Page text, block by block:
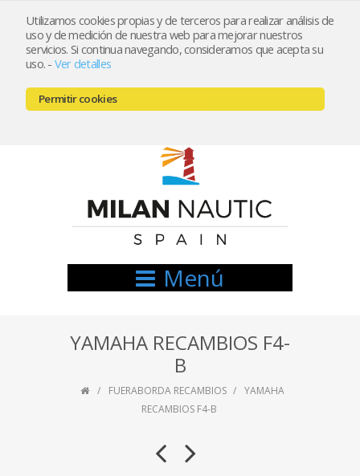
Utilizamos cookies propias y de terceros para realizar análisis de
uso y de medición de nuestra web para mejorar nuestros
servicios. Si continua navegando, consideramos que acepta su
uso. - Ver detalles
Permitir cookies
Registrarse Mi cuenta
666521122 // 654999333
Menú
YAMAHA RECAMBIOS F4-
B
FUERABORDA RECAMBIOS
YAMAHA
RECAMBIOS F4-B